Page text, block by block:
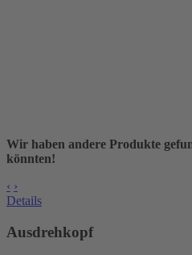
Wir haben andere Produkte
könnten!
‹ ›
Details
Ausdrehkopf